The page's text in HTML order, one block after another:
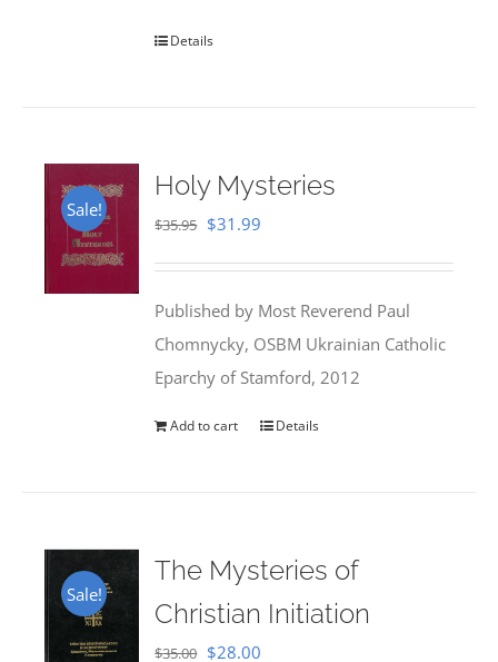
Details
Sale!
Holy Mysteries
$35.95 Original
$35.95.
$31.99
$31.99.
Published by Most Reverend Paul
Chomnycky, OSBM Ukrainian Catholic
Eparchy of Stamford, 2012
Add to cart Details
Sale!
The Mysteries of
Christian Initiation
$35.00 Original
$28.00